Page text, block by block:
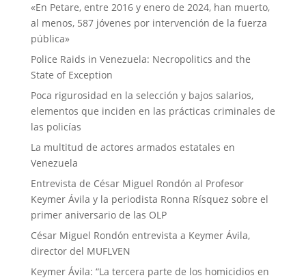
«En Petare, entre 2016 y enero de 2024, han muerto,
al menos, 587 jóvenes por intervención de la fuerza
pública»
Police Raids in Venezuela: Necropolitics and the
State of Exception
Poca rigurosidad en la selección y bajos salarios,
elementos que inciden en las prácticas criminales de
las policías
La multitud de actores armados estatales en
Venezuela
Entrevista de César Miguel Rondón al Profesor
Keymer Ávila y la periodista Ronna Rísquez sobre el
primer aniversario de las OLP
César Miguel Rondón entrevista a Keymer Ávila,
director del MUFLVEN
Keymer Ávila: “La tercera parte de los homicidios en